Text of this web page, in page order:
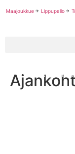
Maajoukkue Lippupallo
Naisten